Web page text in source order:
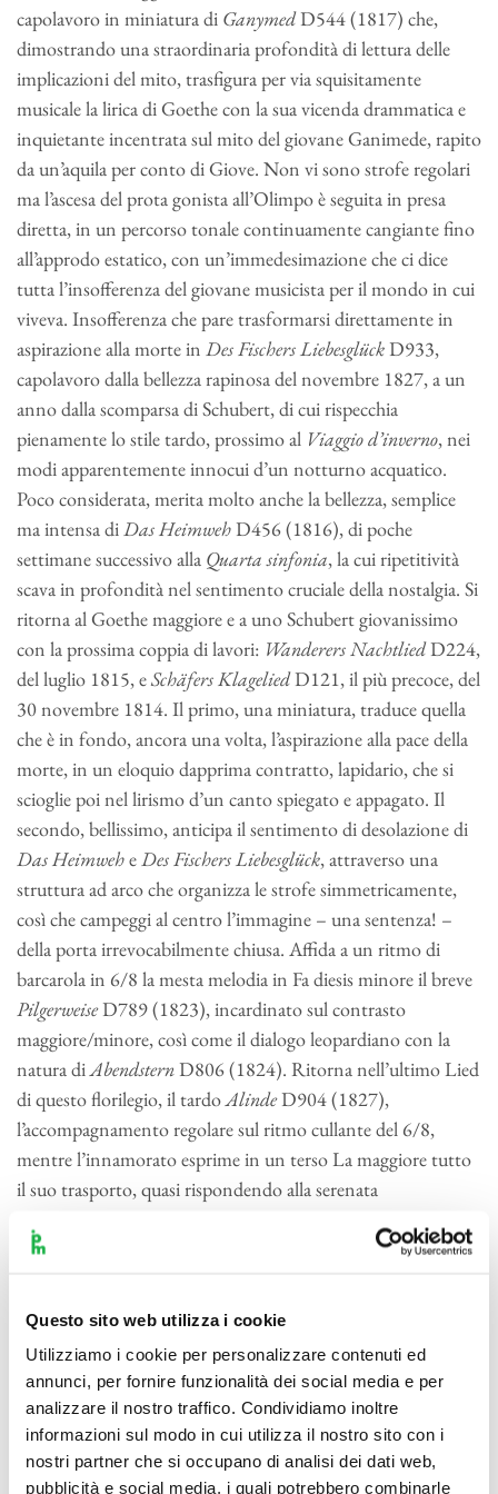
Questo sito web utilizza i cookie
Utilizziamo i cookie per personalizzare contenuti ed
annunci, per fornire funzionalità dei social media e per
analizzare il nostro traffico. Condividiamo inoltre
informazioni sul modo in cui utilizza il nostro sito con i
nostri partner che si occupano di analisi dei dati web,
pubblicità e social media, i quali potrebbero combinarle
capolavoro in miniatura di GanymedD544 (1817) che,
dimostrando una straordinaria profondità di lettura delle
implicazioni del mito, trasfigura per via squisitamente
musicale la lirica di Goethe con la sua vicenda drammatica e
inquietante incentrata sul mito del giovane Ganimede, rapito
da un’aquila per conto di Giove. Non vi sono strofe regolari
ma l’ascesa del prota gonista all’Olimpo è seguita in presa
diretta, in un percorso tonale continuamente cangiante fino
all’approdo estatico, con un’immedesimazione che ci dice
tutta l’insofferenza del giovane musicista per il mondo in cui
viveva. Insofferenza che pare trasformarsi direttamente in
aspirazione alla morte in Des Fischers LiebesglückD933,
capolavoro dalla bellezza rapinosa del novembre 1827, a un
anno dalla scomparsa di Schubert, di cui rispecchia
pienamente lo stile tardo, prossimo al Viaggio d’inverno, nei
modi apparentemente innocui d’un notturno acquatico.
Poco considerata, merita molto anche la bellezza, semplice
ma intensa diDas HeimwehD456 (1816), di poche
settimane successivo alla Quarta sinfonia, la cui ripetitività
scava in profondità nel sentimento cruciale della nostalgia. Si
ritorna al Goethe maggiore e a uno Schubert giovanissimo
con la prossima coppia di lavori: Wanderers NachtliedD224,
del luglio 1815, eSchäfers KlageliedD121, il più precoce, del
30 novembre 1814. Il primo, una miniatura, traduce quella
che è in fondo, ancora una volta, l’aspirazione alla pace della
morte, in un eloquio dapprima contratto, lapidario, che si
scioglie poi nel lirismo d’un canto spiegato e appagato. Il
secondo, bellissimo, anticipa il sentimento di desolazione di
Das HeimweheDes Fischers Liebesglück, attraverso una
struttura ad arco che organizza le strofe simmetricamente,
così che campeggi al centro l’immagine – una sentenza! –
della porta irrevocabilmente chiusa. Affida a un ritmo di
barcarola in 6/8 la mesta melodia in Fa diesis minore il breve
PilgerweiseD789 (1823), incardinato sul contrasto
maggiore/minore, così come il dialogo leopardiano con la
natura diAbendsternD806 (1824). Ritorna nell’ultimo Lied
di questo florilegio, il tardoAlindeD904 (1827),
l’accompagnamento regolare sul ritmo cullante del 6/8,
mentre l’innamorato esprime in un terso La maggiore tutto
il suo trasporto, quasi rispondendo alla serenata
LaSinfonia n. 4
“Tragica” del giovane Schubert, fu
personale per il genere – tra il 1815 e il 1818 videro la luce
movimenti frammentari d615 – e in un anno molto
prolifico che fruttò, tra l’altro, oltre un centinaio di Lieder e,
nelle stesse settimane della nostra sinfonia, le tre sonatine
per violino e pianoforte. Venne però ascoltata per la prima
volta soltanto postuma, nel 1849. Richiede un approccio